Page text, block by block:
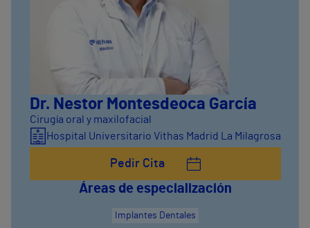
Dr. Nestor Montesdeoca García
Cirugía oral y maxilofacial
Hospital Universitario Vithas Madrid La Milagrosa
Pedir Cita
Áreas de especialización
Implantes Dentales